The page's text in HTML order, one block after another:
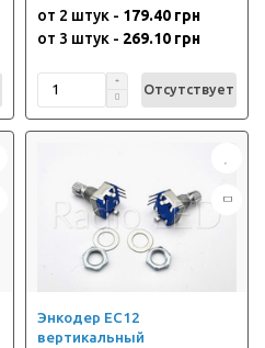
от 2 штук - 179.40 грн
от 3 штук - 269.10 грн
Отсутствует
Энкодер EC12
вертикальный